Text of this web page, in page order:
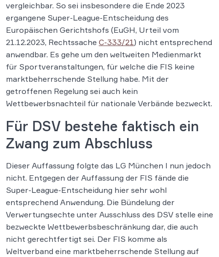
vergleichbar. So sei insbesondere die Ende 2023
ergangene Super-League-Entscheidung des
Europäischen Gerichtshofs (EuGH, Urteil vom
21.12.2023, Rechtssache C-333/21) nicht entsprechend
anwendbar. Es gehe um den weltweiten Medienmarkt
für Sportveranstaltungen, für welche die FIS keine
marktbeherrschende Stellung habe. Mit der
getroffenen Regelung sei auch kein
Wettbewerbsnachteil für nationale Verbände bezweckt.
Für DSV bestehe faktisch ein
Zwang zum Abschluss
Dieser Auffassung folgte das LG München I nun jedoch
nicht. Entgegen der Auffassung der FIS fände die
Super-League-Entscheidung hier sehr wohl
entsprechend Anwendung. Die Bündelung der
Verwertungsechte unter Ausschluss des DSV stelle eine
bezweckte Wettbewerbsbeschränkung dar, die auch
nicht gerechtfertigt sei. Der FIS komme als
Weltverband eine marktbeherrschende Stellung auf